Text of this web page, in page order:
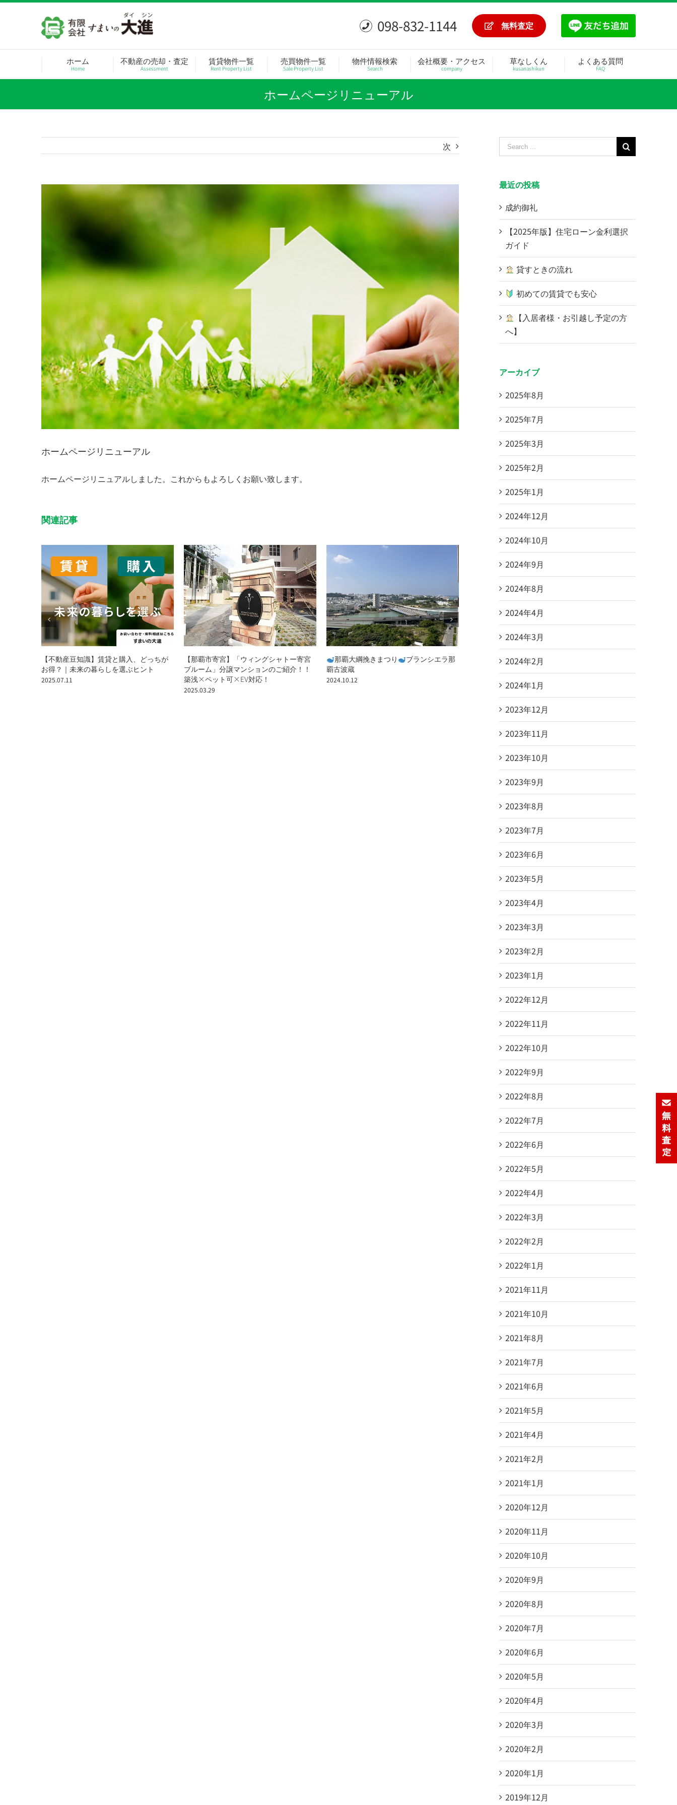
Skip
098-832-1144 無料査定
ホーム
Home
不動産の売却・査定
Assessment
賃貸物件一覧
Rent Property List
売買物件一覧
Sale Property List
物件情報検索
Search
会社概要・アクセス
company
草なしくん
kusanashikun
よくある質問
FAQ
ホームページリニューアル
次
View
ホームページリニューアル
ホームページリニュアルしました。これからもよろしくお願い致します。
関連記事
購入、どっちが
【那覇市寄宮】「ウィングシャトー寄宮
ブルーム」分譲マンションのご紹介！！
築浅×ペット可×EV対応！
那覇大綱挽きまつり
ブランシエラ那
覇古波蔵
2024.10.12
2024年国場げんきまつり
2024.09.12
初めての賃貸でも安心
Search
for:
最近の投稿
成約御礼
【2025年版】住宅ローン金利選択
ガイド
貸すときの流れ
初めての賃貸でも安心
【入居者様・お引越し予定の方
へ】
アーカイブ
2025年8月
2025年7月
2025年3月
2025年2月
2025年1月
2024年12月
2024年10月
2024年9月
2024年8月
2024年4月
2024年3月
2024年2月
2024年1月
2023年12月
2023年11月
2023年10月
2023年9月
2023年8月
2023年7月
2023年6月
2023年5月
2023年4月
2023年3月
2023年2月
2023年1月
2022年12月
2022年11月
2022年10月
2022年9月
2022年8月
2022年7月
2022年6月
2022年5月
2022年4月
2022年3月
2022年2月
2022年1月
2021年11月
2021年10月
2021年8月
2021年7月
2021年6月
2021年5月
2021年4月
2021年2月
2021年1月
2020年12月
2020年11月
2020年10月
2020年9月
2020年8月
2020年7月
2020年6月
2020年5月
2020年4月
2020年3月
2020年2月
2020年1月
2019年12月